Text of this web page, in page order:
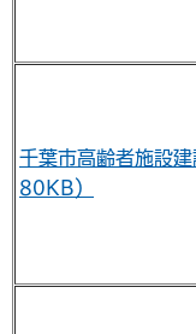
千葉市高齢者施設
80KB）